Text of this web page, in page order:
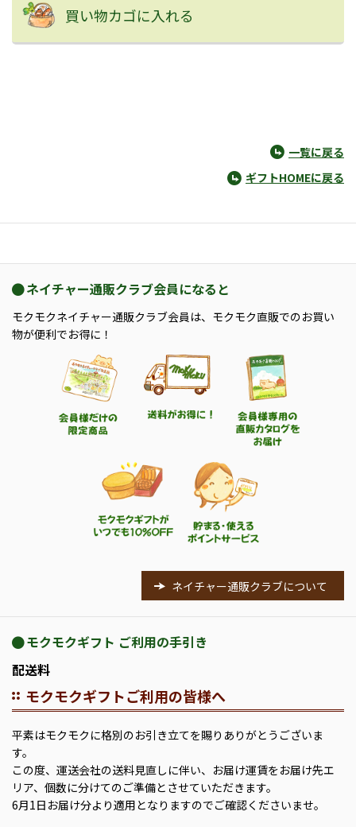
買い物カゴに入れる
一覧に戻る
ギフトHOMEに戻る
ネイチャー通販クラブ会員になると
モクモクネイチャー通販クラブ会員は、モクモク直販でのお買い
物が便利でお得に！
ネイチャー通販クラブについて
モクモクギフト ご利用の手引き
配送料
モクモクギフトご利用の皆様へ
平素はモクモクに格別のお引き立てを賜りありがとうございま
す。
この度、運送会社の送料見直しに伴い、お届け運賃をお届け先エ
リア、個数に分けてのご準備とさせていただきます。
6月1日お届け分より適用となりますのでご確認くださいませ。